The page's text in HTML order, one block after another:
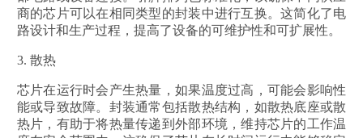
商的芯片可以在相同类型的封装中进行互换。这简化了电
路设计和生产过程，提高了设备的可维护性和可扩展性。
3. 散热
芯片在运行时会产生热量，如果温度过高，可能会影响性
能或导致故障。封装通常包括散热结构，如散热底座或散
热片，有助于将热量传递到外部环境，维持芯片的工作温